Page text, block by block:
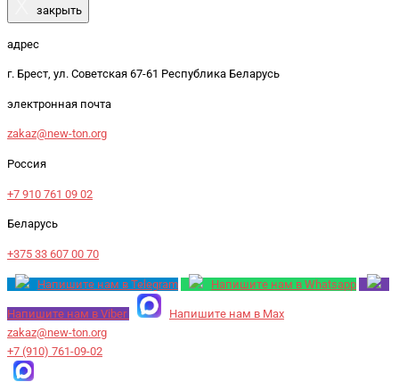
закрыть
адрес
г. Брест, ул. Советская 67-61 Республика Беларусь
электронная почта
zakaz@new-ton.org
Россия
+7 910 761 09 02
Беларусь
+375 33 607 00 70
Напишите нам в Telegram Напишите нам в Whatsapp
Напишите нам в Viber
Напишите нам в Max
zakaz@new-ton.org
+7 (910) 761-09-02